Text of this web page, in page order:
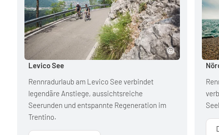
Levico See
Rennradurlaub am Levico See verbindet
legendäre Anstiege, aussichtsreiche
Seerunden und entspannte Regeneration im
Trentino.